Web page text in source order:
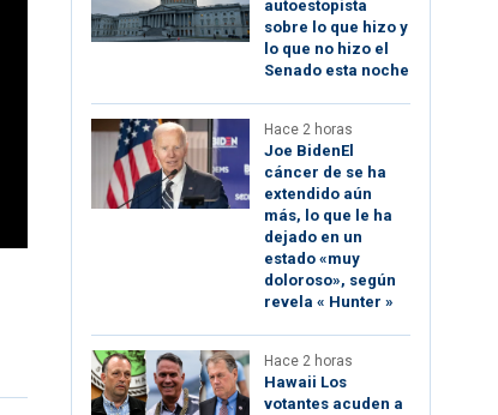
autoestopista
sobre lo que hizo y
lo que no hizo el
Senado esta noche
Hace 2 horas
Joe BidenEl
cáncer de se ha
extendido aún
más, lo que le ha
dejado en un
estado «muy
doloroso», según
revela « Hunter »
Hace 2 horas
Hawaii Los
votantes acuden a